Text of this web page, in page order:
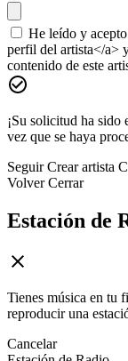
He leído y
perfil del artista</a>
contenido de este
¡Su solicitud ha sido
vez que se haya
Seguir Crear artista
Volver Cerrar
Estación de
Tienes música en tu
reproducir una
Cancelar